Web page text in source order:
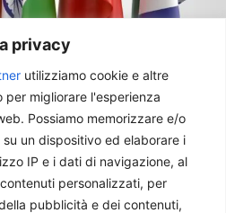
privacy
utilizziamo cookie e altre
migliorare l'esperienza
Possiamo memorizzare e/o
un dispositivo ed elaborare i
IP e i dati di navigazione, al
personalizzati, per
pubblicità e dei contenuti,
era della competizione